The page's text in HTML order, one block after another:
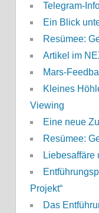
Telegram-
Ein Blick
Resümee:
Artikel im
Mars-
Kleines
Viewing
Eine neue
Resümee:
Liebesaffäre
Projekt“
Das